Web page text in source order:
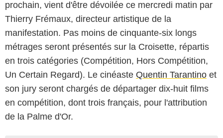
prochain, vient d'être dévoilée ce mercredi matin par
Thierry Frémaux, directeur artistique de la
manifestation. Pas moins de cinquante-six longs
métrages seront présentés sur la Croisette, répartis
en trois catégories (Compétition, Hors Compétition,
Un Certain Regard). Le cinéaste Quentin Tarantino et
son jury seront chargés de départager dix-huit films
en compétition, dont trois français, pour l'attribution
de la Palme d'Or.